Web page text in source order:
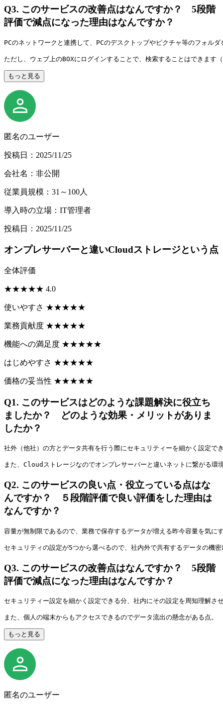
Q3. このサービスの改善点はなんですか？ 5段階
評価で減点になった理由はなんですか？
PCのネットワークと連携して、PCのデスクトップやピクチャ等のフォル
ただし、ウェブ上のBOXにログインすることで、検索することはできます
もっと見る
匿名のユーザー
投稿日：2025/11/25
会社名：非公開
従業員規模：31～100人
導入時の立場：IT管理者
投稿日：2025/11/25
オンプレサーバーと違いCloudストレージという点
全体評価
★★★★★ 4.0
使いやすさ ★★★★★
業務貢献度 ★★★★★
機能への満足度 ★★★★★
はじめやすさ ★★★★★
価格の妥当性 ★★★★★
Q1. このサービスはどのような課題解決に役立ち
ましたか？ どのような効果・メリットがありま
したか？
社外（他社）の方とデータ共有を行う際にセキュリティーを細かく設定で
また、Cloudストレージなのでオンプレサーバーと違いネットに繋がる環
Q2. このサービスの良い点・役立っている点はな
んですか？ ５段階評価で良い評価をした理由は
なんですか？
容量が無制限であるので、業務で保存するデータが増える昨今容量を気に
セキュリティの設定が5つから選べるので、社内外で共有するデータの機
Q3. このサービスの改善点はなんですか？ 5段階
評価で減点になった理由はなんですか？
セキュリティー設定を細かく設定できる分、社内にその設定を周知理解さ
また、個人の端末からもアクセスできるのでデータ流出の懸念がある点。
もっと見る
匿名のユーザー